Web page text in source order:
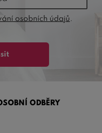
osobních údajů.
ODBĚRY